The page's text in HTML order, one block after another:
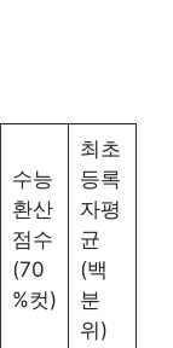
수능
환산
점수
(70
%컷)
최초
등록
자평
균
(백
분
위)